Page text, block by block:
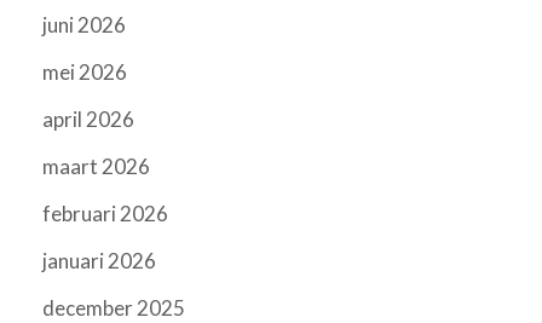
juni 2026
mei 2026
april 2026
maart 2026
februari 2026
januari 2026
december 2025